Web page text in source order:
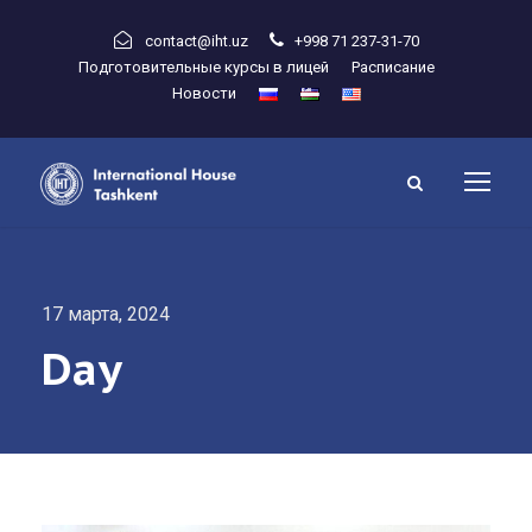
contact@iht.uz
+998 71 237-31-70
Подготовительные курсы в лицей
Расписание
Новости
17 марта, 2024
Day